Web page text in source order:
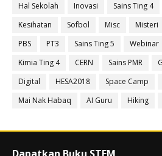
Hal Sekolah
Inovasi Sains Ting 4
Kesihatan
Sofbol Misc Misteri
PBS
PT3 Sains Ting 5 Webinar
Kimia Ting 4
CERN Sains PMR
Digital
HESA2018 Space Camp
Mai Nak Habaq
AI Guru Hiking